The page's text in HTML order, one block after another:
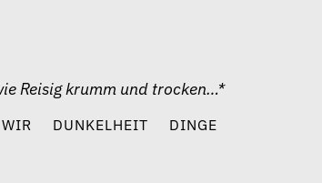
Reisig krumm und trocken…*
WIR DUNKELHEIT
DINGE